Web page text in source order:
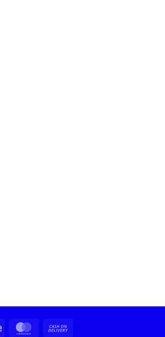
Stripe MasterCard